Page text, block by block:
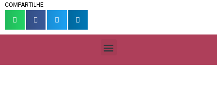
COMPARTILHE